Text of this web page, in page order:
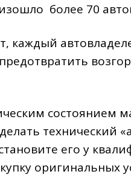
более 70
каждый
состоянием
технический
его у
оригинальных